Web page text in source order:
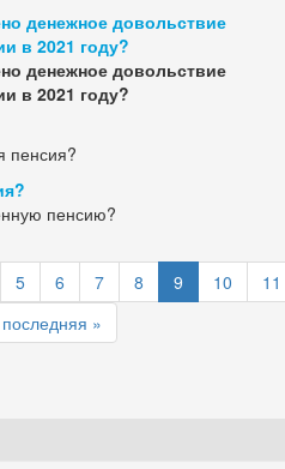
денежное довольствие
в 2021 году?
денежное довольствие
в 2021 году?
пенсия?
пенсию?
5 6 7 8 9 10
11
последняя »